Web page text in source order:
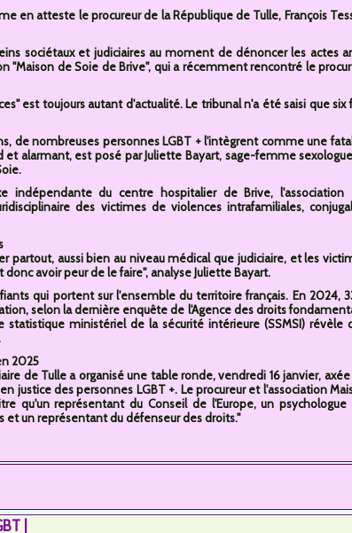
en atteste le procureur de la République de Tulle, François
sociétaux et judiciaires au moment de dénoncer les actes
"Maison de Soie de Brive", qui a récemment rencontré le
est toujours autant d'actualité. Le tribunal n'a été saisi que six
de nombreuses personnes LGBT + l'intègrent comme une
et alarmant, est posé par Juliette Bayart, sage-femme
indépendante du centre hospitalier de Brive, l'association
des victimes de violences intrafamiliales,
aussi bien au niveau médical que judiciaire, et les
avoir peur de le faire", analyse Juliette Bayart.
qui portent sur l'ensemble du territoire français. En 2024,
selon la dernière enquête de l'Agence des droits
statistique ministériel de la sécurité intérieure (SSMSI) révèle
2025
de Tulle a organisé une table ronde, vendredi 16 janvier, axée
justice des personnes LGBT +. Le procureur et l'association
qu'un représentant du Conseil de l'Europe, un psychologue
et un représentant du défenseur des droits."